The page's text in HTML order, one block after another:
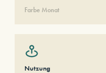
Farbe Monat
Nutzung